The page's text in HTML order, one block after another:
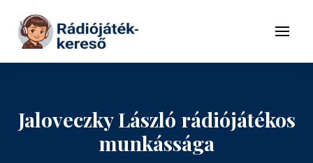
Tovább a tartalomhoz
Menü
Jaloveczky László rádiójátékos
munkássága